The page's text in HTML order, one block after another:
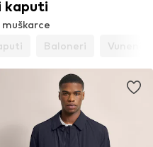
kaputi
Baloneri Vuneni